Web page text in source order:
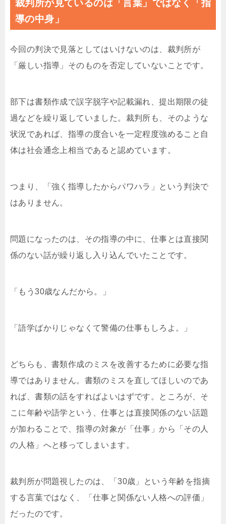
裁判所が見ているのは「言葉」ではなく「指
導の中身」
今回の判決で見落としてはいけないのは、裁判所が
「厳しい指導」そのものを否定していないことです。
部下は書類作成で誤字脱字や記載漏れ、提出期限の徒
過などを繰り返していました。裁判所も、そのような
状況であれば、指導の度合いを一定程度強めること自
体は社会通念上相当であると認めています。
つまり、「強く指導したからパワハラ」という判決で
はありません。
問題になったのは、その指導の中に、仕事とは直接関
係のない話が繰り返し入り込んでいたことです。
「もう30歳なんだから。」
「語学ばかりじゃなくて警備の仕事もしろよ。」
どちらも、書類作成のミスを改善するために必要な指
導ではありません。書類のミスを直してほしいのであ
れば、書類の話をすればよいはずです。ところが、そ
こに年齢や語学という、仕事とは直接関係のない話題
が加わることで、指導の対象が「仕事」から「その人
の人格」へと移ってしまいます。
裁判所が問題視したのは、「30歳」という年齢を指摘
する言葉ではなく、「仕事と関係ない人格への評価」
だったのです。